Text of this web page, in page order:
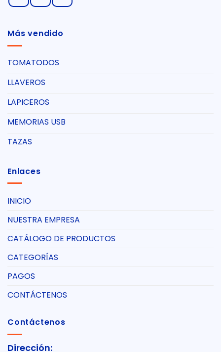
Más vendido
TOMATODOS
LLAVEROS
LAPICEROS
MEMORIAS USB
TAZAS
Enlaces
INICIO
NUESTRA EMPRESA
CATÁLOGO DE PRODUCTOS
CATEGORÍAS
PAGOS
CONTÁCTENOS
Contáctenos
Dirección: